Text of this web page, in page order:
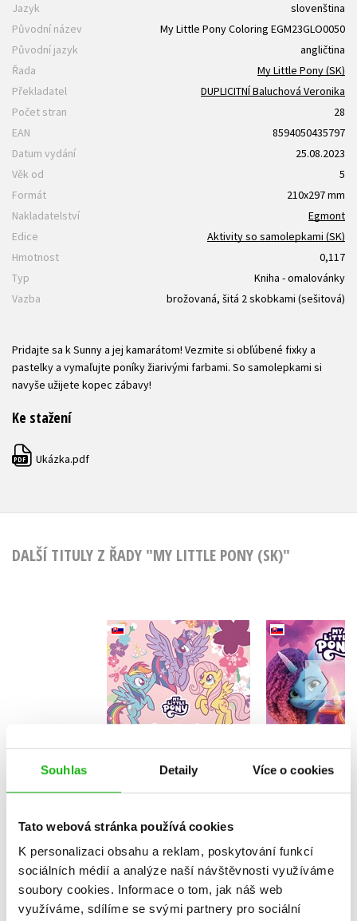
Souhlas Detaily Více o cookies
Tato webová stránka používá cookies
K personalizaci obsahu a reklam, poskytování funkcí
sociálních médií a analýze naší návštěvnosti využíváme
soubory cookies. Informace o tom, jak náš web
využíváme, sdílíme se svými partnery pro sociální
Jazyk
slovenština
Původní název
My Little Pony Coloring EGM23GLO0050
Původní jazyk
angličtina
Řada
My Little Pony (SK)
Překladatel
DUPLICITNÍ Baluchová Veronika
Počet stran
28
EAN
8594050435797
Datum vydání
25.08.2023
Věk od
5
Formát
210x297 mm
Nakladatelství
Egmont
Edice
Aktivity so samolepkami (SK)
Hmotnost
0,117
Typ
Kniha - omalovánky
Vazba
brožovaná, šitá 2 skobkami (sešitová)
Pridajte sa k Sunny a jej kamarátom! Vezmite si obľúbené fixky a
pastelky a vymaľujte poníky žiarivými farbami. So samolepkami si
navyše užijete kopec zábavy!
Ke stažení
PDF Ukázka.pdf
DALŠÍ TITULY Z ŘADY "MY LITTLE PONY (SK)"
My Little Pony -
Maľovanky so
samolepkami
(slovensky)
Kolektiv
Do košíku
129 Kč
103 Kč
My Little
Kniha